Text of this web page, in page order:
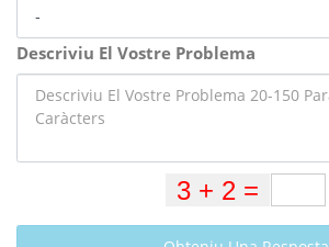
Descriviu El Vostre Problema